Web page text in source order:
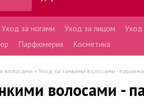
Уход за ногами Уход за лицом
Уход
Парфюмерия Косметика
волосами » Уход за тонкими волосами -
волосами -